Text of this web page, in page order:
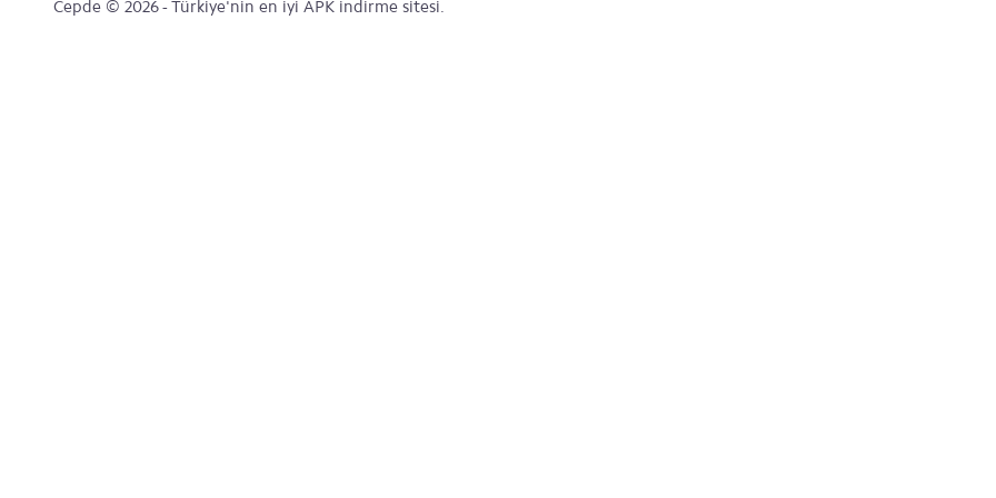
Cepde © 2026 - Türkiye'nin en iyi APK indirme sitesi.